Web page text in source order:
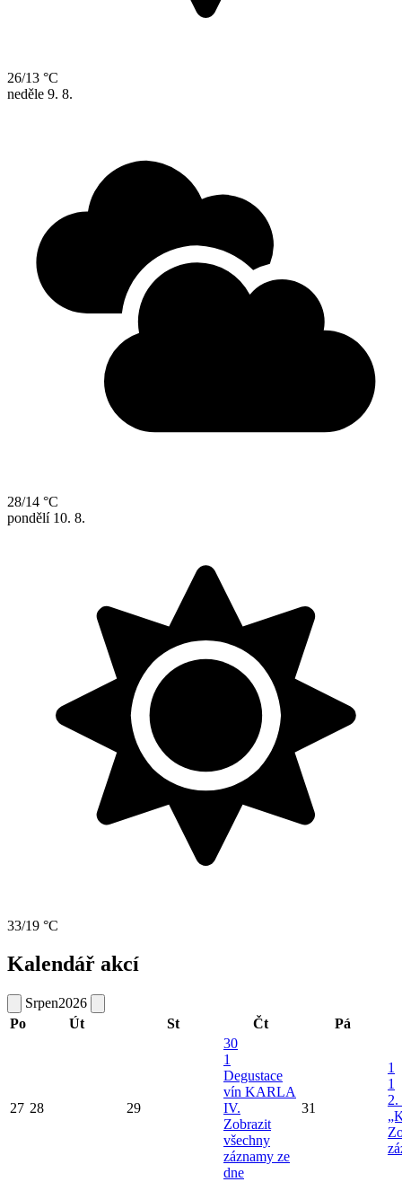
26/13 °C
neděle 9. 8.
28/14 °C
pondělí 10. 8.
33/19 °C
Kalendář akcí
Srpen2026
Po
Út St Čt Pá
27 28 29
30
1
Degustace
vín KARLA
IV.
Zobrazit
všechny
záznamy ze
dne
31
1
1
2.